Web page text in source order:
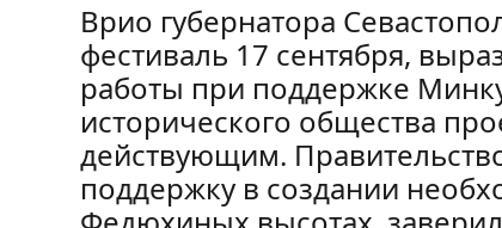
Врио губернатора
фестиваль 17 сентября,
работы при поддержке
исторического общества
действующим.
поддержку в создании